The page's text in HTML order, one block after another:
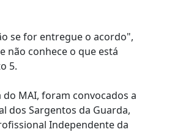
se for entregue o acordo",
não conhece o que está
5.
MAI, foram convocados a
dos Sargentos da Guarda,
Independente da